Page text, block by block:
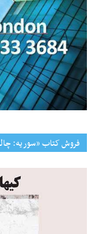
فروش کتاب «سوریه: